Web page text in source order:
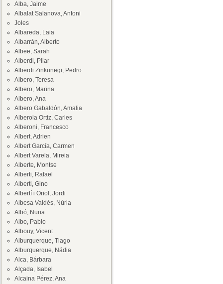
Alba, Jaime
Albalat Salanova, Antoni
Joles
Albareda, Laia
Albarrán, Alberto
Albee, Sarah
Alberdi, Pilar
Alberdi Zinkunegi, Pedro
Albero, Teresa
Albero, Marina
Albero, Ana
Albero Gabaldón, Amalia
Alberola Ortiz, Carles
Alberoni, Francesco
Albert, Adrien
Albert García, Carmen
Albert Varela, Mireia
Alberte, Montse
Alberti, Rafael
Alberti, Gino
Albertí i Oriol, Jordi
Albesa Valdés, Núria
Albó, Nuria
Albo, Pablo
Albouy, Vicent
Alburquerque, Tiago
Alburquerque, Nádia
Alca, Bárbara
Alçada, Isabel
Alcaina Pérez, Ana